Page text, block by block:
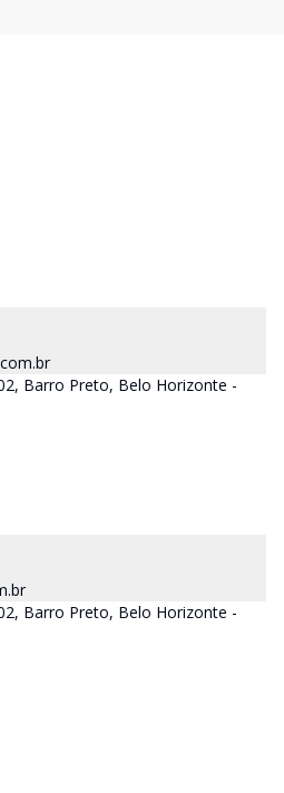
Barro Preto, Belo Horizonte -
Barro Preto, Belo Horizonte -